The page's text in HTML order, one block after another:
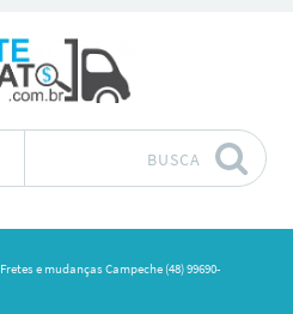
BUSCA
Fretes e mudanças Campeche (48) 99690-